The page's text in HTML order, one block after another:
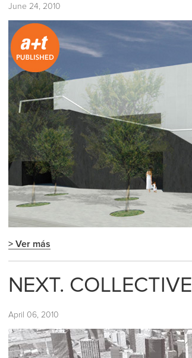
June 24, 2010
> Ver más
NEXT.
April 06, 2010